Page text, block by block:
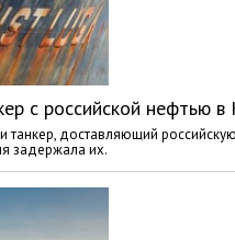
с российской нефтью в
танкер, доставляющий
задержала их.